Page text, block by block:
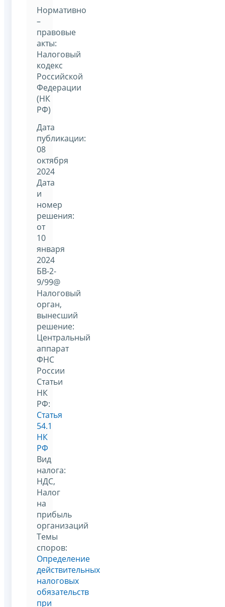
Нормативно
–
правовые
акты:
Налоговый
кодекс
Российской
Федерации
(НК
РФ)
Дата
публикации:
08
октября
2024
Дата
и
номер
решения:
от
10
января
2024
БВ-2-
9/99@
Налоговый
орган,
вынесший
решение:
Центральный
аппарат
ФНС
России
Статьи
НК
РФ:
Статья
54.1
НК
РФ
Вид
налога:
НДС,
Налог
на
прибыль
организаций
Темы
споров:
Определение
действительных
налоговых
обязательств
при